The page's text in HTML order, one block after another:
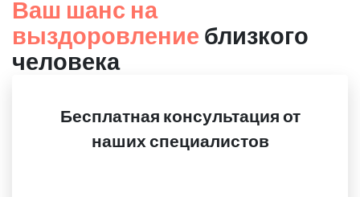
Ваш шанс на
выздоровление близкого
человека
Бесплатная консультация от
наших специалистов